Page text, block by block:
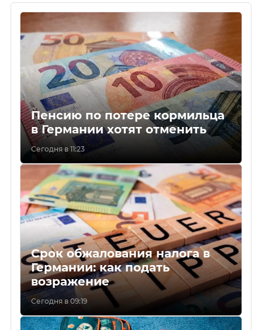
Пенсию по потере кормильца
в Германии хотят отменить
Сегодня в 11:23
Срок обжалования налога в
Германии: как подать
возражение
Сегодня в 09:19